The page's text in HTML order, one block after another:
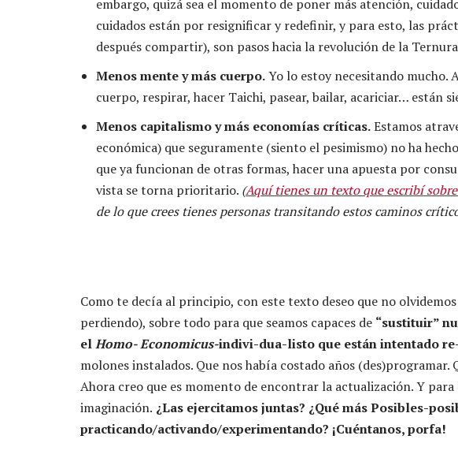
embargo, quizá sea el momento de poner más atención,
cuidados están por resignificar y redefinir, y para esto, las
después compartir), son pasos hacia la revolución de la
Menos mente y más cuerpo.Yo lo estoy necesitando mucho.
cuerpo, respirar, hacer Taichi, pasear, bailar, acariciar… están
Menos capitalismo y más economías críticas.Estamos
económica) que seguramente (siento el pesimismo) no ha
que ya funcionan de otras formas, hacer una apuesta por
vista se torna prioritario. (Aquí tienes un texto que escribí
de lo que crees tienes personas transitando estos caminos
Como te decía al principio, con este texto deseo que no
perdiendo), sobre todo para que seamos capaces de “sustituir”
elHomo- Economicus-indivi-dua-listo que están intentado
molones instalados. Que nos había costado años (des)programar.
Ahora creo que es momento de encontrar la actualización. Y
imaginación. ¿Las ejercitamos juntas? ¿Qué más Posibles-
practicando/activando/experimentando? ¡Cuéntanos, porfa!